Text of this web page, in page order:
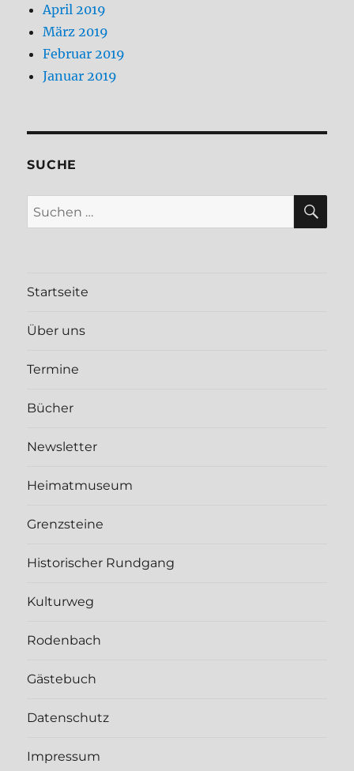
April 2019
März 2019
Februar 2019
Januar 2019
SUCHE
Suchen
nach:
Startseite
Über uns
Termine
Bücher
Newsletter
Heimatmuseum
Grenzsteine
Historischer Rundgang
Kulturweg
Rodenbach
Gästebuch
Datenschutz
Impressum